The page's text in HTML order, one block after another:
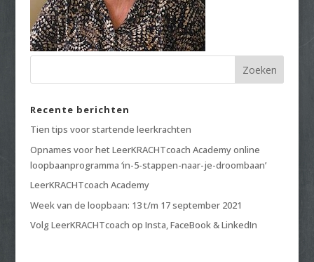
Recente berichten
Tien tips voor startende leerkrachten
Opnames voor het LeerKRACHTcoach Academy online
loopbaanprogramma ‘in-5-stappen-naar-je-droombaan’
LeerKRACHTcoach Academy
Week van de loopbaan: 13 t/m 17 september 2021
Volg LeerKRACHTcoach op Insta, FaceBook & LinkedIn